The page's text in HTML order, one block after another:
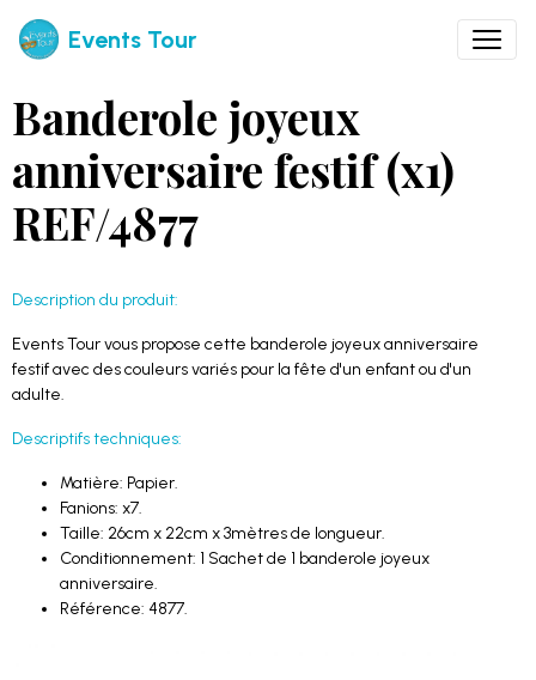
Events Tour
Banderole joyeux
anniversaire festif (x1)
REF/4877
Description du produit:
Events Tour vous propose cette banderole joyeux anniversaire
festif avec des couleurs variés pour la fête d'un enfant ou d'un
adulte.
Descriptifs techniques:
Matière: Papier.
Fanions: x7.
Taille: 26cm x 22cm x3mètres de longueur.
Conditionnement: 1 Sachet de 1 banderole joyeux
anniversaire.
Référence: 4877.